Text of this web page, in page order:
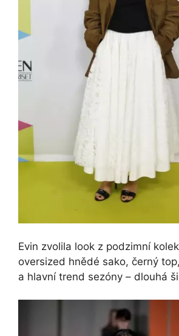
Evin zvolila look z podzimní
oversized hnědé sako, černý
a hlavní trend sezóny – dlouhá